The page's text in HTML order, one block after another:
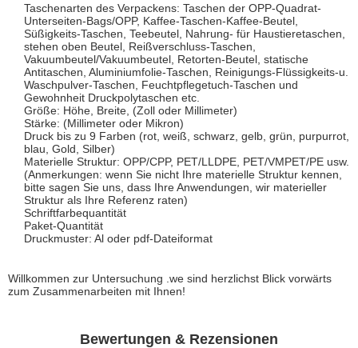
Taschenarten des Verpackens: Taschen der OPP-Quadrat-
Unterseiten-Bags/OPP, Kaffee-Taschen-Kaffee-Beutel,
Süßigkeits-Taschen, Teebeutel, Nahrung- für Haustieretaschen,
stehen oben Beutel, Reißverschluss-Taschen,
Vakuumbeutel/Vakuumbeutel, Retorten-Beutel, statische
Antitaschen, Aluminiumfolie-Taschen, Reinigungs-Flüssigkeits-u.
Waschpulver-Taschen, Feuchtpflegetuch-Taschen und
Gewohnheit Druckpolytaschen etc.
Größe: Höhe, Breite, (Zoll oder Millimeter)
Stärke: (Millimeter oder Mikron)
Druck bis zu 9 Farben (rot, weiß, schwarz, gelb, grün, purpurrot,
blau, Gold, Silber)
Materielle Struktur: OPP/CPP, PET/LLDPE, PET/VMPET/PE usw.
(Anmerkungen: wenn Sie nicht Ihre materielle Struktur kennen,
bitte sagen Sie uns, dass Ihre Anwendungen, wir materieller
Struktur als Ihre Referenz raten)
Schriftfarbequantität
Paket-Quantität
Druckmuster: Al oder pdf-Dateiformat
Willkommen zur Untersuchung .we sind herzlichst Blick vorwärts
zum Zusammenarbeiten mit Ihnen!
Bewertungen & Rezensionen